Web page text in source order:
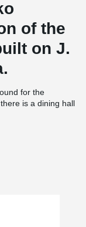
of the
on J.
for the
is a dining hall
of steel,
to bridge wide-